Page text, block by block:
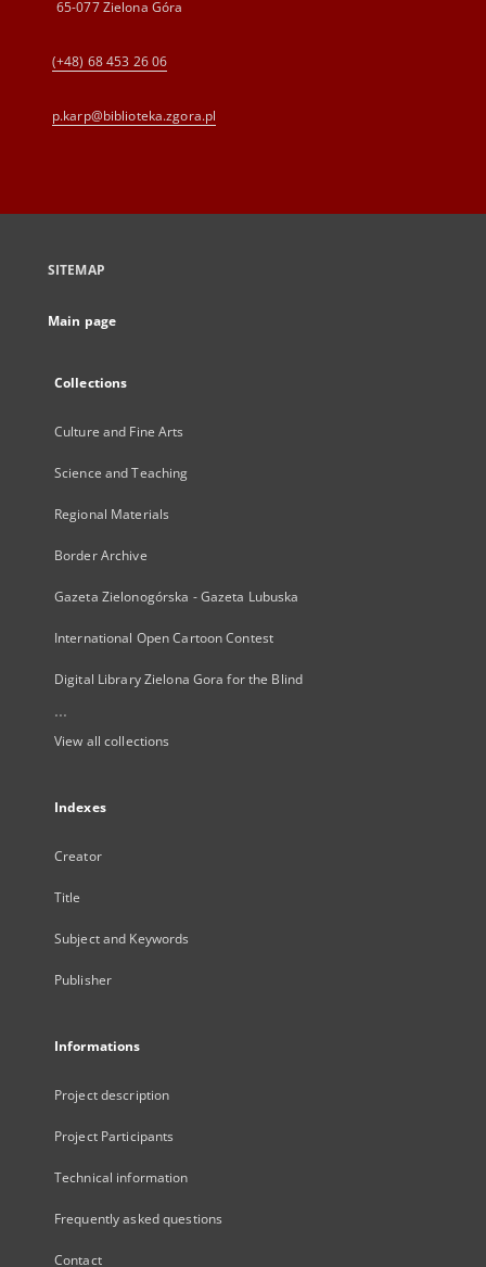
65-077 Zielona Góra
(+48) 68 453 26 06
p.karp@biblioteka.zgora.pl
SITEMAP
Main page
Collections
Culture and Fine Arts
Science and Teaching
Regional Materials
Border Archive
Gazeta Zielonogórska - Gazeta Lubuska
International Open Cartoon Contest
Digital Library Zielona Gora for the Blind
...
View all collections
Indexes
Creator
Title
Subject and Keywords
Publisher
Informations
Project description
Project Participants
Technical information
Frequently asked questions
Contact